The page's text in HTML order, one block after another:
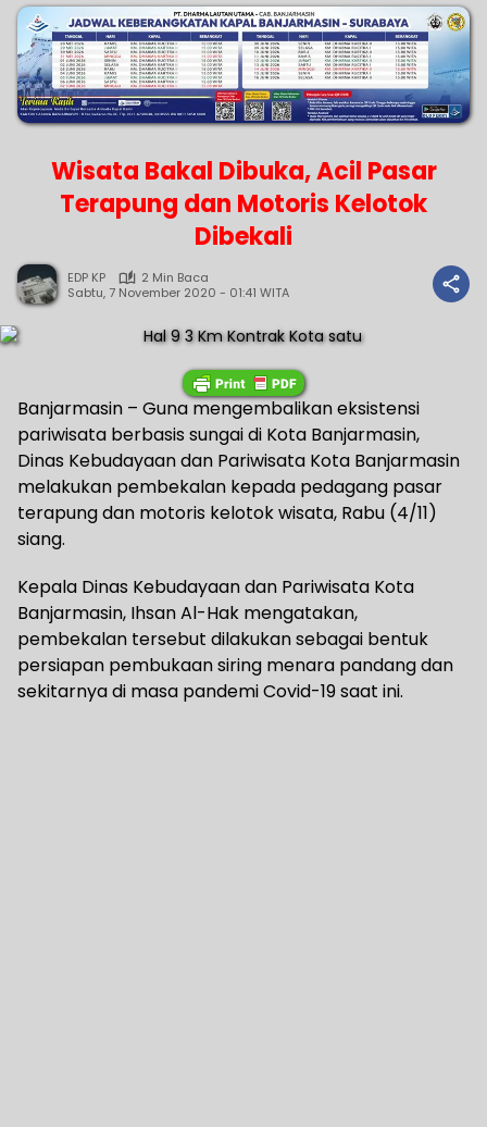
Wisata Bakal Dibuka, Acil Pasar
Terapung dan Motoris Kelotok
Dibekali
EDP KP
2 Min Baca
Sabtu, 7 November 2020 - 01:41 WITA
Banjarmasin – Guna mengembalikan eksistensi
pariwisata berbasis sungai di Kota Banjarmasin,
Dinas Kebudayaan dan Pariwisata Kota Banjarmasin
melakukan pembekalan kepada pedagang pasar
terapung dan motoris kelotok wisata, Rabu (4/11)
siang.
Kepala Dinas Kebudayaan dan Pariwisata Kota
Banjarmasin, Ihsan Al-Hak mengatakan,
pembekalan tersebut dilakukan sebagai bentuk
persiapan pembukaan siring menara pandang dan
sekitarnya di masa pandemi Covid-19 saat ini.